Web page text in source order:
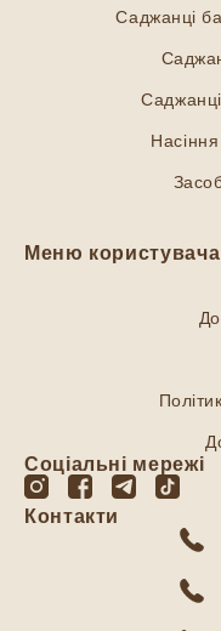
Саджанці
Саджанці
Насіння
Меню користувача
Соціальні мережі
Контакти